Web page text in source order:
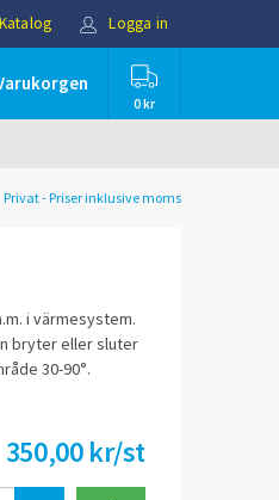
Katalog Logga in
0 kr
Privat - Priser inklusive moms
i värmesystem.
bryter eller sluter
30-90°.
350,00 kr/st